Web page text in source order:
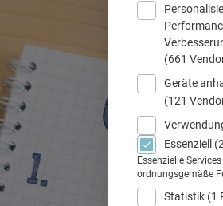
(661
Geräte
(121
Essenziell
Essenzielle
ordnungsgemäße
Statistik (1